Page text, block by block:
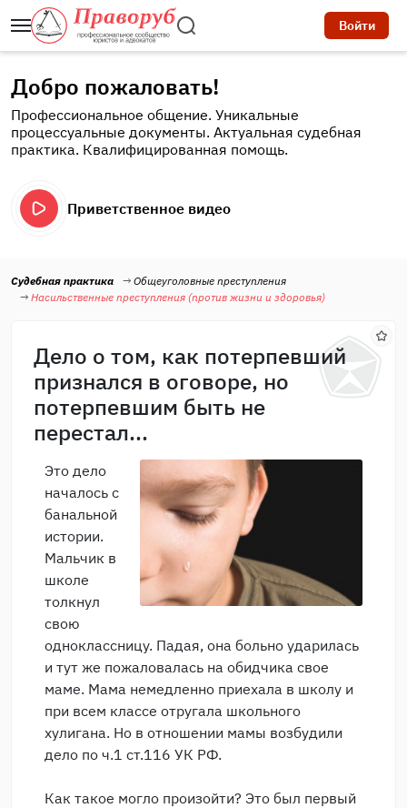
Войти
Добро пожаловать!
Профессиональное общение. Уникальные
процессуальные документы. Актуальная судебная
практика. Квалифицированная помощь.
Приветственное видео
Судебная практика
Общеуголовные преступления
Насильственные преступления (против жизни и здоровья)
Дело о том, как потерпевший
признался в оговоре, но
потерпевшим быть не
перестал...
Это дело
началось с
банальной
истории.
Мальчик в
школе
толкнул
свою
одноклассницу. Падая, она больно ударилась
и тут же пожаловалась на обидчика свое
маме. Мама немедленно приехала в школу и
при всем классе отругала школьного
хулигана. Но в отношении мамы возбудили
дело по ч.1 ст.116 УК РФ.
Как такое могло произойти? Это был первый